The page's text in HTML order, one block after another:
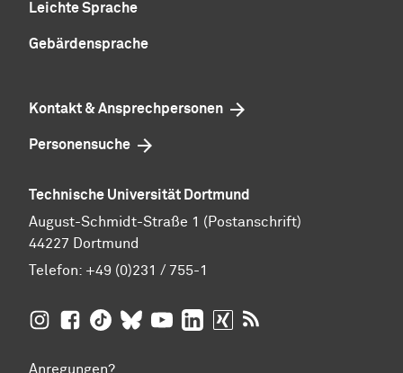
Leichte Sprache
Gebärdensprache
Kontakt & Ansprechpersonen
Personensuche
Technische Universität Dortmund
August-Schmidt-Straße 1 (Postanschrift)
44227 Dortmund
Telefon: +49 (0)231 / 755-1
TU Dortmund auf Insta­gram
TU Dortmund auf Facebook
TU Dortmund auf TikTok
TU Dortmund auf BlueSky
TU Dortmund auf YouTube
TU Dortmund auf LinkedIn
TU Dortmund auf XING
Anregungen?